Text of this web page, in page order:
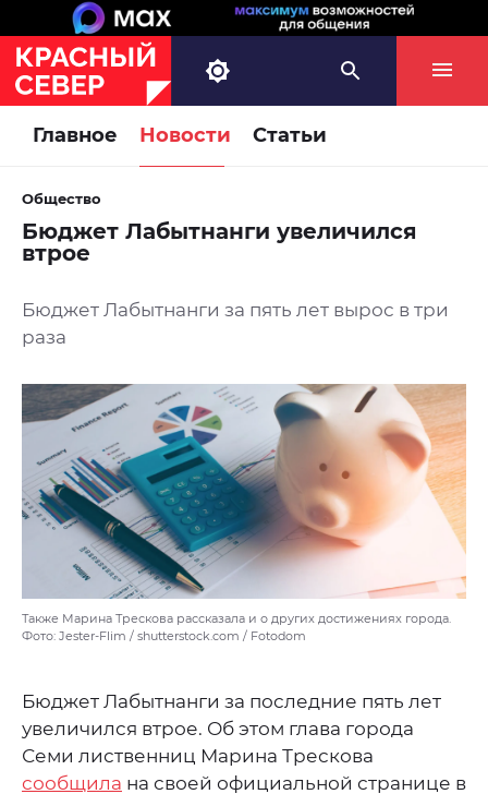
Главное Новости Статьи
Общество
Бюджет Лабытнанги увеличился
втрое
Бюджет Лабытнанги за пять лет вырос в три
раза
Также Марина Трескова рассказала и о других достижениях города.
Фото: Jester-Flim / shutterstock.com / Fotodom
Бюджет Лабытнанги за последние пять лет
увеличился втрое. Об этом глава города
Семи лиственниц Марина Трескова
сообщила на своей официальной странице в